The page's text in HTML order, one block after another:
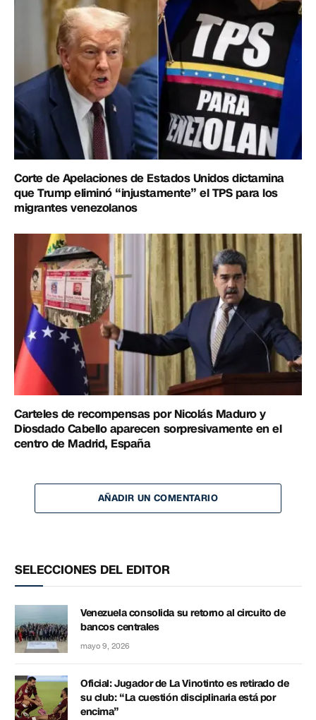
Corte de Apelaciones de Estados Unidos dictamina
que Trump eliminó “injustamente” el TPS para los
migrantes venezolanos
Carteles de recompensas por Nicolás Maduro y
Diosdado Cabello aparecen sorpresivamente en el
centro de Madrid, España
AÑADIR UN COMENTARIO
SELECCIONES DEL EDITOR
Venezuela consolida su retorno al circuito de
bancos centrales
mayo 9, 2026
Oficial: Jugador de La Vinotinto es retirado de
su club: “La cuestión disciplinaria está por
encima”